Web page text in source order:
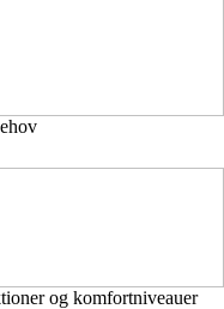
og komfortniveauer